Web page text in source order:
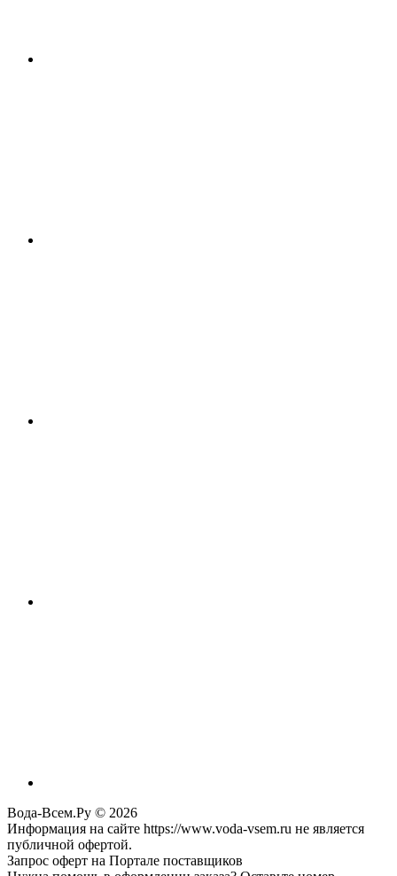
Вода-Всем.Ру © 2026
Информация на сайте https://www.voda-vsem.ru не является
публичной офертой.
Запрос оферт на Портале поставщиков